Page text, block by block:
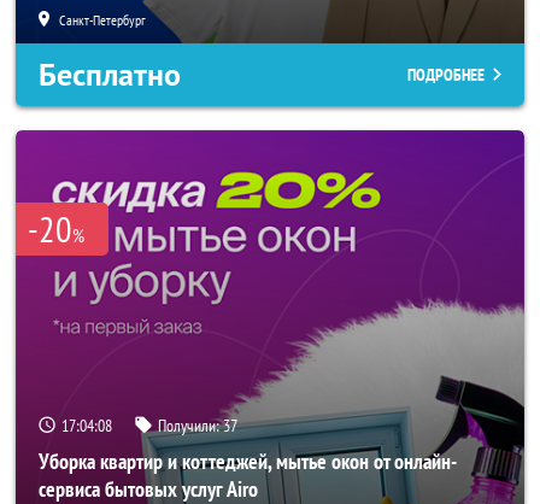
Санкт-Петербург
Бесплатно ПОДРОБНЕЕ
-20%
17:04:08 Получили:37
Уборка квартир и коттеджей, мытье окон от онлайн-
сервиса бытовых услуг Airo